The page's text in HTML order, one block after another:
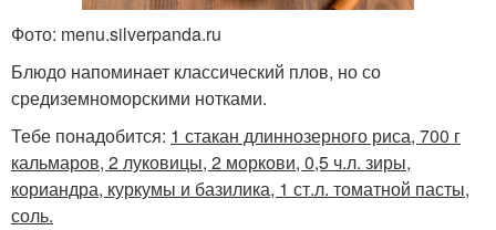
Фото: menu.silverpanda.ru
Блюдо напоминает классический плов, но со
средиземноморскими нотками.
Тебе понадобится: 1 стакан длиннозерного риса, 700 г
кальмаров, 2 луковицы, 2 моркови, 0,5 ч.л. зиры,
кориандра, куркумы и базилика, 1 ст.л. томатной пасты,
соль.